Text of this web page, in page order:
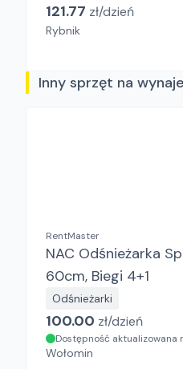
121.77 zł/dzień
Rybnik
Inny sprzęt na
RentMaster
NAC Odśnieżarka Spalinowa
60cm, Biegi 4+1
Odśnieżarki
100.00 zł/dzień
Dostępność aktualizowana
Wołomin